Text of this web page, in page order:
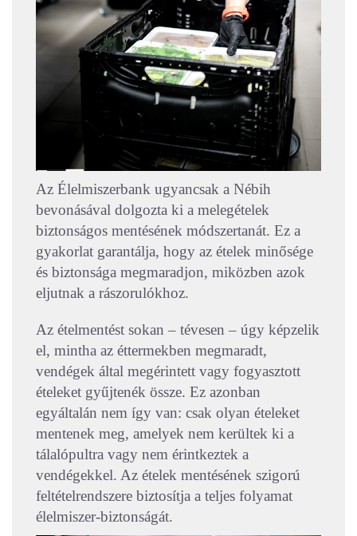
Az Élelmiszerbank ugyancsak a Nébih
bevonásával dolgozta ki a melegételek
biztonságos mentésének módszertanát. Ez a
gyakorlat garantálja, hogy az ételek minősége
és biztonsága megmaradjon, miközben azok
eljutnak a rászorulókhoz.
Az ételmentést sokan – tévesen – úgy képzelik
el, mintha az éttermekben megmaradt,
vendégek által megérintett vagy fogyasztott
ételeket gyűjtenék össze. Ez azonban
egyáltalán nem így van: csak olyan ételeket
mentenek meg, amelyek nem kerültek ki a
tálalópultra vagy nem érintkeztek a
vendégekkel. Az ételek mentésének szigorú
feltételrendszere biztosítja a teljes folyamat
élelmiszer-biztonságát.